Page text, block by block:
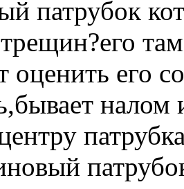
патрубок
оценить его
налом